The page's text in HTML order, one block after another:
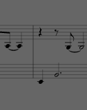
 
 

 